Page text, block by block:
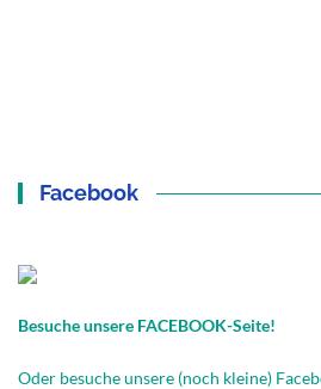
Facebook
Besuche unsere FACEBOOK-Seite!
Oder besuche unsere (noch kleine)